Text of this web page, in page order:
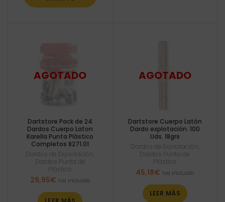
Dartstore Pack de 24
Dardos Cuerpo Laton
Karella Punta Plástico
Completos 8271.01
Dardos de Explotación
Dardos Punta de
Plástico
29,95€ Iva incluido
Dartstore Cuerpo Latón
Dardo explotación. 100
Uds. 18grs
Dardos de Explotación
Dardos Punta de
Plástico
45,18€ Iva incluido
LEER MÁS